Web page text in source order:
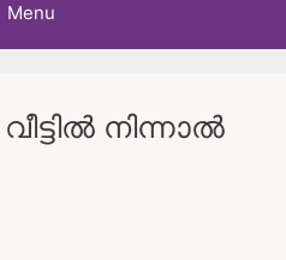
Menu
നിന്നാൽ